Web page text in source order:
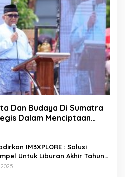
Dan Budaya Di Sumatra
Dalam Menciptaan
IM3XPLORE : Solusi
Untuk Liburan Akhir Tahun
Wisata Domestik Dan Trip Luar